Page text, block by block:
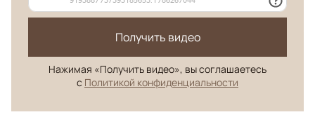
Получить видео
Нажимая «Получить видео», вы соглашаетесь
с Политикой конфиденциальности